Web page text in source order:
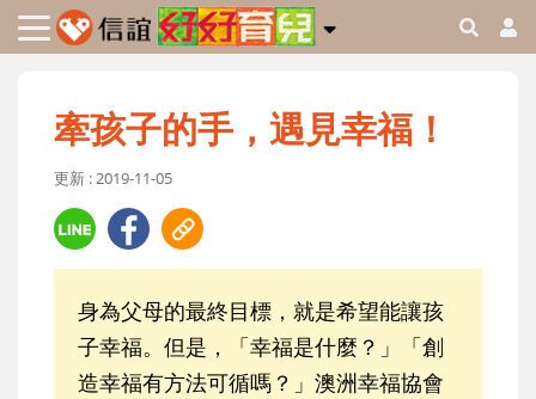
牽孩子的手，遇見幸福！
更新 : 2019-11-05
身為父母的最終目標，就是希望能讓孩
子幸福。但是，「幸福是什麼？」「創
造幸福有方法可循嗎？」澳洲幸福協會